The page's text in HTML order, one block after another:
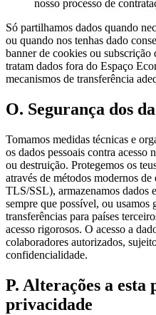
nosso processo de
Só partilhamos dados quando
ou quando nos tenhas dado
banner de cookies ou
tratam dados fora do Espaço
mecanismos de transferência
O. Segurança dos
Tomamos medidas técnicas e
os dados pessoais contra
ou destruição. Protegemos os
através de métodos modernos
TLS/SSL), armazenamos dados
sempre que possível, ou usamos
transferências para países
acesso rigorosos. O acesso a
colaboradores autorizados,
confidencialidade.
P. Alterações a esta
privacidade